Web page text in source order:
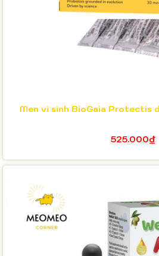
Men vi sinh BioGaia Protectis
525.000₫